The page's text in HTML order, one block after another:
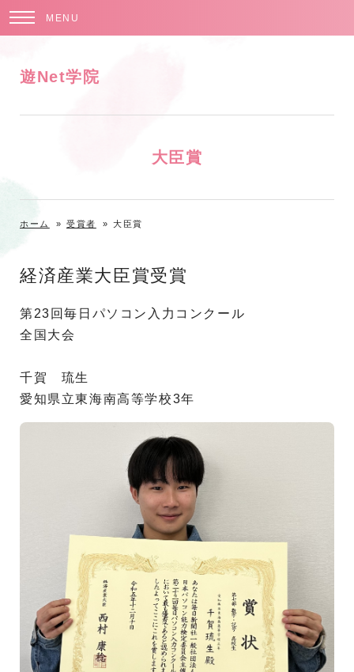
MENU
遊Net学院
大臣賞
ホーム » 受賞者 » 大臣賞
経済産業大臣賞受賞
第23回毎日パソコン入力コンクール
全国大会
千賀 琉生
愛知県立東海南高等学校3年